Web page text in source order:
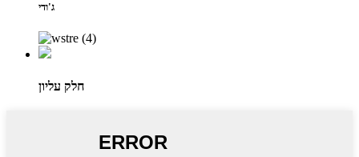
ג'ודי
חלק עליון